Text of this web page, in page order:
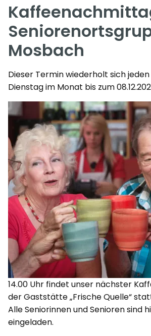
Mosbach
Dieser Termin wiederholt sich
Dienstag im Monat bis zum
14.00 Uhr findet unser nächster
der Gaststätte „Frische Quelle“
Alle Seniorinnen und Senioren sind
eingeladen.